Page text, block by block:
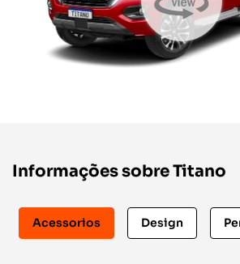
Informações sobre Titano
Acessorios Design